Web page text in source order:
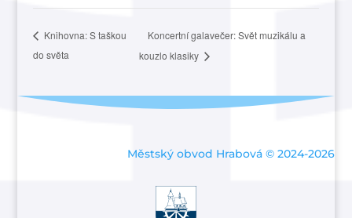
Knihovna: S taškou
do světa
Koncertní galavečer: Svět muzikálu a
kouzlo klasiky
Městský obvod Hrabová © 2024-2026